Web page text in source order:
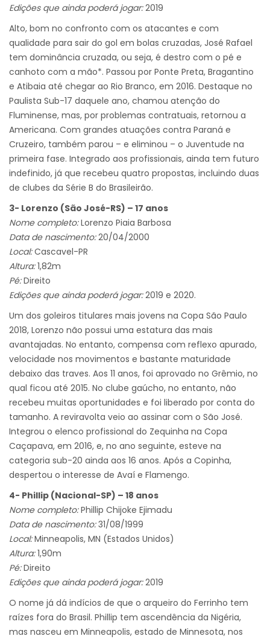
Edições que ainda poderá jogar:2019
Alto, bom no confronto com os atacantes e com
qualidade para sair do gol em bolas cruzadas, José Rafael
tem dominância cruzada, ou seja, é destro com o pé e
canhoto com a mão*. Passou por Ponte Preta, Bragantino
e Atibaia até chegar ao Rio Branco, em 2016. Destaque no
Paulista Sub-17 daquele ano, chamou atenção do
Fluminense, mas, por problemas contratuais, retornou a
Americana. Com grandes atuações contra Paraná e
Cruzeiro, também parou – e eliminou – o Juventude na
primeira fase. Integrado aos profissionais, ainda tem futuro
indefinido, já que recebeu quatro propostas, incluindo duas
de clubes da Série B do Brasileirão.
3- Lorenzo (São José-RS) – 17 anos
Nome completo:Lorenzo Piaia Barbosa
Data de nascimento:20/04/2000
Local:Cascavel-PR
Altura:1,82m
Pé:Direito
Edições que ainda poderá jogar:2019 e 2020.
Um dos goleiros titulares mais jovens na Copa São Paulo
2018, Lorenzo não possui uma estatura das mais
avantajadas. No entanto, compensa com reflexo apurado,
velocidade nos movimentos e bastante maturidade
debaixo das traves. Aos 11 anos, foi aprovado no Grêmio, no
qual ficou até 2015. No clube gaúcho, no entanto, não
recebeu muitas oportunidades e foi liberado por conta do
tamanho. A reviravolta veio ao assinar com o São José.
Integrou o elenco profissional do Zequinha na Copa
Caçapava, em 2016, e, no ano seguinte, esteve na
categoria sub-20 ainda aos 16 anos. Após a Copinha,
despertou o interesse de Avaí e Flamengo.
4- Phillip (Nacional-SP) – 18 anos
Nome completo:Phillip Chijoke Ejimadu
Data de nascimento:31/08/1999
Local:Minneapolis, MN (Estados Unidos)
Altura:1,90m
Pé:Direito
Edições que ainda poderá jogar:2019
O nome já dá indícios de que o arqueiro do Ferrinho tem
raízes fora do Brasil. Phillip tem ascendência da Nigéria,
mas nasceu em Minneapolis, estado de Minnesota, nos